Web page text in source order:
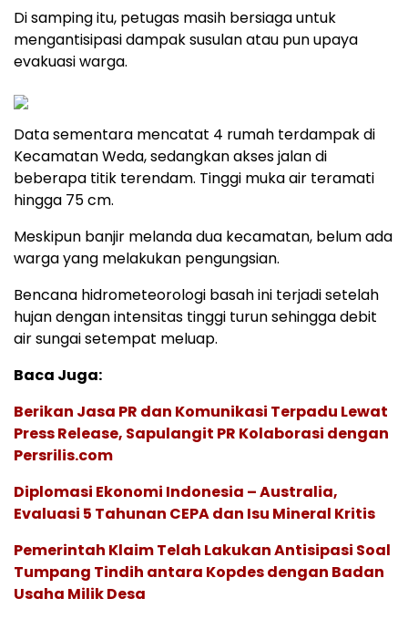
Di samping itu, petugas masih bersiaga untuk
mengantisipasi dampak susulan atau pun upaya
evakuasi warga.
Data sementara mencatat 4 rumah terdampak di
Kecamatan Weda, sedangkan akses jalan di
beberapa titik terendam. Tinggi muka air teramati
hingga 75 cm.
Meskipun banjir melanda dua kecamatan, belum ada
warga yang melakukan pengungsian.
Bencana hidrometeorologi basah ini terjadi setelah
hujan dengan intensitas tinggi turun sehingga debit
air sungai setempat meluap.
Baca Juga:
Berikan Jasa PR dan Komunikasi Terpadu Lewat
Press Release, Sapulangit PR Kolaborasi dengan
Persrilis.com
Diplomasi Ekonomi Indonesia – Australia,
Evaluasi 5 Tahunan CEPA dan Isu Mineral Kritis
Pemerintah Klaim Telah Lakukan Antisipasi Soal
Tumpang Tindih antara Kopdes dengan Badan
Usaha Milik Desa